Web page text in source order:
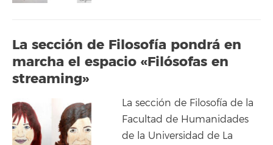
La sección de Filosofía pondrá en
marcha el espacio «Filósofas en
streaming»
La sección de Filosofía de la
Facultad de Humanidades
de la Universidad de La